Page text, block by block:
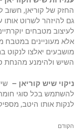
החזק של קוריאן,
גם להיזהר לשרוט אותו
לעיצוב מטבחים
אלא מעוניינים במטבח
מושבעים יאלצו לנקוט
השיש ולהימנע מהנחת
ניקוי שיש קוריאן –
להשתמש בכל סוגי
לנקות אותו היטב,
הקודם